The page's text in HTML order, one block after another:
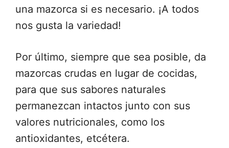
una mazorca si es necesario. ¡A todos
nos gusta la variedad!
Por último, siempre que sea posible, da
mazorcas crudas en lugar de cocidas,
para que sus sabores naturales
permanezcan intactos junto con sus
valores nutricionales, como los
antioxidantes, etcétera.